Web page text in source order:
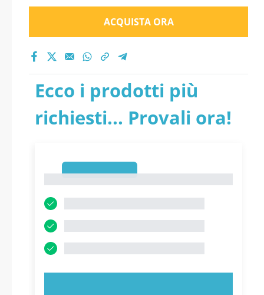
ACQUISTA ORA
Ecco i prodotti più
richiesti... Provali ora!